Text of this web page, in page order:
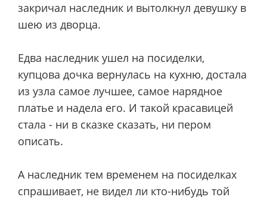
закричал наследник и вытолкнул девушку в
шею из дворца.
Едва наследник ушел на посиделки,
купцова дочка вернулась на кухню, достала
из узла самое лучшее, самое нарядное
платье и надела его. И такой красавицей
стала - ни в сказке сказать, ни пером
описать.
А наследник тем временем на посиделках
спрашивает, не видел ли кто-нибудь той